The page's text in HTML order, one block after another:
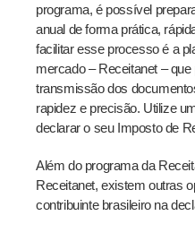
programa, é possível
anual de forma prática,
facilitar esse processo é a
mercado – Receitanet –
transmissão dos
rapidez e precisão. Utilize
declarar o seu Imposto de
Além do programa da
Receitanet, existem outras
contribuinte brasileiro na